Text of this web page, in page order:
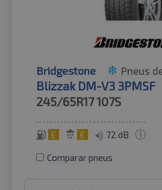
Bridgestone Pneus
Blizzak DM-V3 3PMSF
245/65R17107S
E E 72 dB
Comparar pneus